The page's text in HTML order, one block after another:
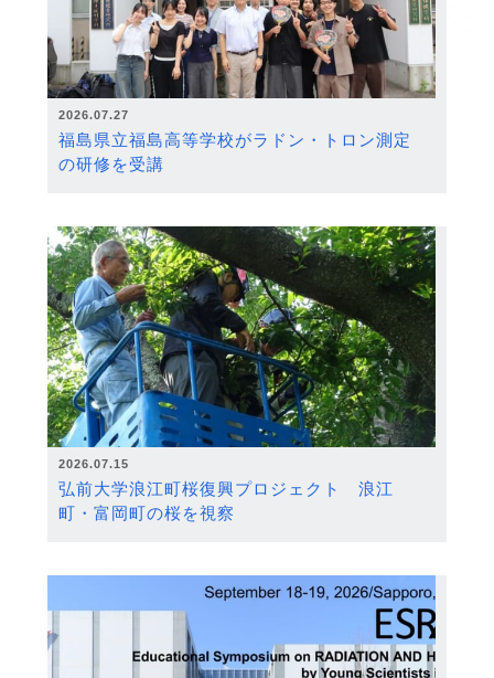
2026.07.27
福島県立福島高等学校がラドン・トロン測定
の研修を受講
2026.07.15
弘前大学浪江町桜復興プロジェクト 浪江
町・富岡町の桜を視察